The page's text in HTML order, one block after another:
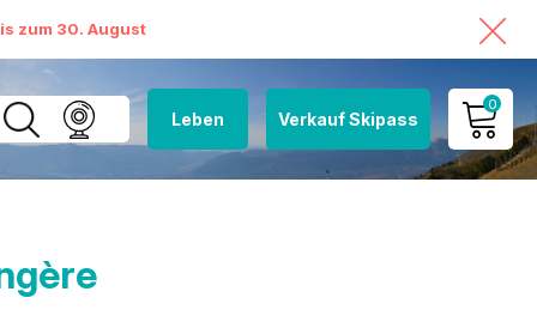
zum 30. August
Leben Verkauf Skipass
0
MEIN KONTO